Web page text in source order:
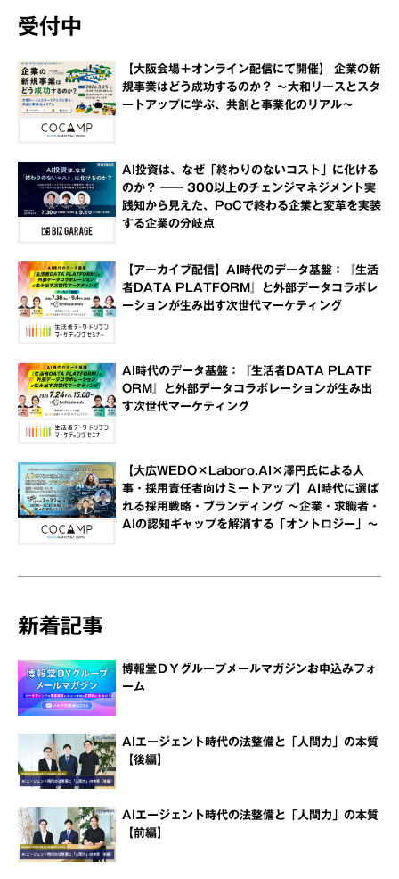
受付中
【大阪会場＋オンライン配信にて開催】 企業の新
規事業はどう成功するのか？ ～大和リースとスタ
ートアップに学ぶ、共創と事業化のリアル～
AI投資は、なぜ「終わりのないコスト」に化ける
のか？ ―― 300以上のチェンジマネジメント実
践知から見えた、PoCで終わる企業と変革を実装
する企業の分岐点
【アーカイブ配信】AI時代のデータ基盤：『生活
者DATA PLATFORM』と外部データコラボレ
ーションが生み出す次世代マーケティング
AI時代のデータ基盤：『生活者DATA PLATF
ORM』と外部データコラボレーションが生み出
す次世代マーケティング
【大広WEDO×Laboro.AI×澤円氏による人
事・採用責任者向けミートアップ】AI時代に選ば
れる採用戦略・ブランディング ～企業・求職者・
AIの認知ギャップを解消する「オントロジー」～
新着記事
博報堂ＤＹグループメールマガジンお申込みフォ
ーム
AIエージェント時代の法整備と「人間力」の本質
【後編】
AIエージェント時代の法整備と「人間力」の本質
【前編】